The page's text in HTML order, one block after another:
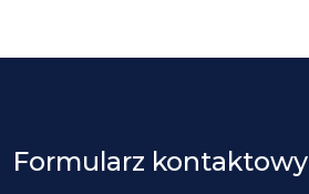
Formularz kontaktowy